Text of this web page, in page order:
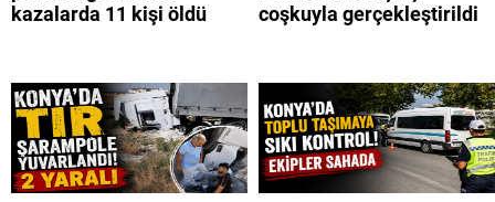
kazalarda 11 kişi öldü
coşkuyla gerçekleştirildi